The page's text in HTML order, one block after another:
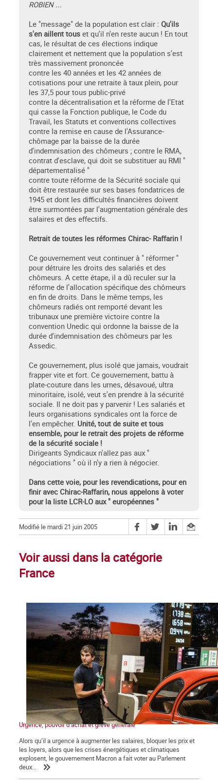
ROBIEN ...
Le "message" de la population est clair : Qu'ils
s'en aillent tous et qu'il n'en reste aucun ! En tout
cas, le résultat de ces élections indique
clairement et nettement que la population s'est
très massivement prononcée
contre les 40 années et les 42 années de
cotisations pour une retraite à taux plein, pour
les 37,5 pour tous public-privé
contre la décentralisation et la réforme de l'Etat
qui casse la Fonction publique, le Code du
Travail, les Statuts et conventions collectives
contre la remise en cause de l'Assurance-
chômage par la baisse de la durée
d'indemnisation des chômeurs ; contre le RMA,
contrat d'esclave, qui doit se substituer au RMI "
départementalisé "
contre toute réforme de la Sécurité sociale qui
doit être restaurée sur ses bases fondatrices de
1945 et dont les difficultés financières doivent
être surmontées par l'augmentation générale des
salaires et des effectifs.
Retrait de toutes les réformes Chirac- Raffarin !
Ce gouvernement veut continuer à " réformer "
pour détruire les droits des salariés et des
chômeurs. A cette étape, il a dû reculer sur la
réforme de l'allocation spécifique des chômeurs
en fin de droits. Dans le même temps, les
chômeurs radiés ont remporté devant les
tribunaux une première victoire contre la
convention Unedic qui ordonne la baisse de la
durée d'indemnisation des chômeurs par les
Assedic.
Ce gouvernement, plus isolé que jamais, voudrait
frapper vite et fort. Ce gouvernement, battu à
plate-couture dans les urnes, désavoué, ultra
minoritaire, isolé, veut s'en prendre à la sécurité
sociale. Il ne doit pas y parvenir ! Les salariés et
leurs organisations syndicales ont la force de
l'en empêcher. Unité, tout de suite et tous
ensemble, pour le retrait des projets de réforme
de la sécurité sociale !
Dirigeants Syndicaux n'allez pas aux "
négociations " où il n'y a rien à négocier.
Dans cette voie, pour les revendications, pour en
finir avec Chirac-Raffarin, nous appelons à voter
pour la liste LCR-LO aux " européennes "
Modifié le mardi 21 juin 2005
Voir aussi dans la catégorie
France
Urgence, pouvoir d’achat et grève générale
Alors qu’il a urgence à augmenter les salaires, bloquer les prix et
les loyers, alors que les crises énergétiques et climatiques
explosent, le gouvernement Macron a fait voter au Parlement
deux...